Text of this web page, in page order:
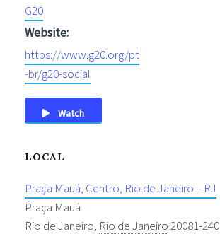
G20
Website:
https://www.g20.org/pt
-br/g20-social
Watch
LOCAL
Praça Mauá, Centro, Rio de Janeiro – RJ
Praça Mauá
Rio de Janeiro, Rio de Janeiro20081-240